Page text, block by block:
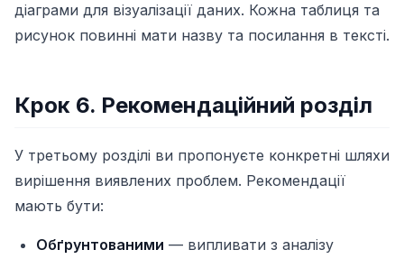
діаграми для візуалізації даних. Кожна таблиця та
рисунок повинні мати назву та посилання в тексті.
Крок 6. Рекомендаційний розділ
У третьому розділі ви пропонуєте конкретні шляхи
вирішення виявлених проблем. Рекомендації
мають бути:
Обґрунтованими — випливати з аналізу